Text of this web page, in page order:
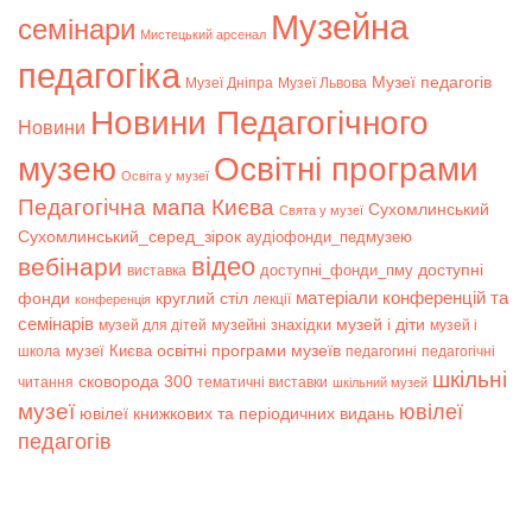
семінари Мистецький арсенал Музейна
педагогіка Музеї Дніпра Музеї Львова Музеї педагогів
Новини Новини Педагогічного
музею Освіта у музеї Освітні програми
Педагогічна мапа Києва Свята у музеї Сухомлинський
Сухомлинський_серед_зірок аудіофонди_педмузею
вебінари виставка відео доступні_фонди_пму доступні
фонди конференція круглий стіл лекції матеріали конференцій та
семінарів музей для дітей музейні знахідки музей і діти музей і
школа музеї Києва освітні програми музеїв педагогині педагогічні
читання сковорода 300 тематичні виставки шкільний музей шкільні
музеї ювілеї книжкових та періодичних видань ювілеї
педагогів